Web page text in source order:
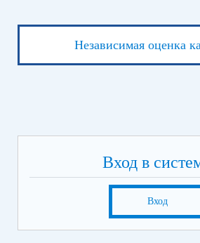
Независимая оценка
Вход в
Вход